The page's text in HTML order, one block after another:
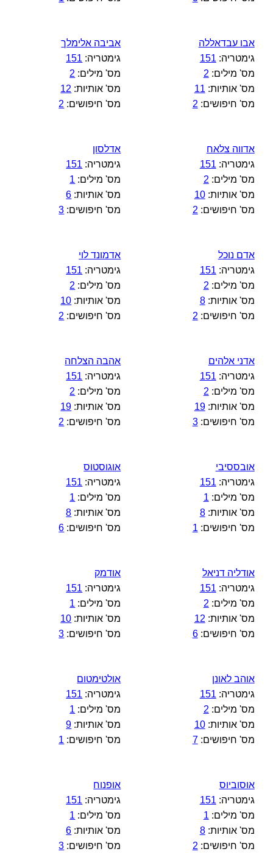
אבו עבדאללה
גימטריה: 151
מס' מילים: 2
מס' אותיות: 11
מס' חיפושים: 2
אביבה אלימלך
גימטריה: 151
מס' מילים: 2
מס' אותיות: 12
מס' חיפושים: 2
אדווה צלאח
גימטריה: 151
מס' מילים: 2
מס' אותיות:10
מס' חיפושים: 2
אדלסון
גימטריה: 151
מס' מילים: 1
מס' אותיות: 6
מס' חיפושים: 3
אדם נוכל
גימטריה: 151
מס' מילים: 2
מס' אותיות:8
מס' חיפושים: 2
אדמונד לוי
גימטריה: 151
מס' מילים: 2
מס' אותיות: 10
מס' חיפושים: 2
אדני אלהים
גימטריה: 151
מס' מילים: 2
מס' אותיות:19
מס' חיפושים:3
אהבה הצלחה
גימטריה: 151
מס' מילים: 2
מס' אותיות: 19
מס' חיפושים: 2
אובססיבי
גימטריה: 151
מס' מילים: 1
מס' אותיות:8
מס' חיפושים: 1
אוגוסטוס
גימטריה: 151
מס' מילים: 1
מס' אותיות: 8
מס' חיפושים: 6
אודליה דניאל
גימטריה: 151
מס' מילים: 2
מס' אותיות: 12
מס' חיפושים:6
אודמק
גימטריה: 151
מס' מילים: 1
מס' אותיות: 10
מס' חיפושים: 3
אוהב לאונן
גימטריה: 151
מס' מילים: 2
מס' אותיות:10
מס' חיפושים:7
אולטימטום
גימטריה: 151
מס' מילים: 1
מס' אותיות: 9
מס' חיפושים: 1
אוסוביוס
גימטריה: 151
מס' מילים: 1
מס' אותיות:8
מס' חיפושים: 2
אופנוח
גימטריה: 151
מס' מילים: 1
מס' אותיות: 6
מס' חיפושים: 3